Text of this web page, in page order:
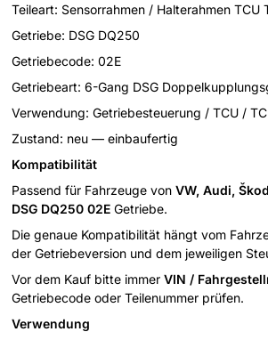
Teileart: Sensorrahmen / Halterahmen TCU
Getriebe: DSG DQ250
Getriebecode: 02E
Getriebeart: 6-Gang DSG
Verwendung: Getriebesteuerung / TCU /
Zustand: neu — einbaufertig
Kompatibilität
Passend für Fahrzeuge von VW, Audi,
DSG DQ250 02E Getriebe.
Die genaue Kompatibilität hängt vom
der Getriebeversion und dem jeweiligen
Vor dem Kauf bitte immer VIN /
Getriebecode oder Teilenummer prüfen.
Verwendung